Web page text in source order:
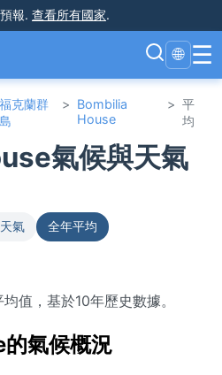
報. 查看所有國家.
🌐 ☰
福克蘭群
島
> Bombilia
House
> 平
均
氣候與天氣
氣
全年平均
值，基於10年歷史數據。
氣候概況